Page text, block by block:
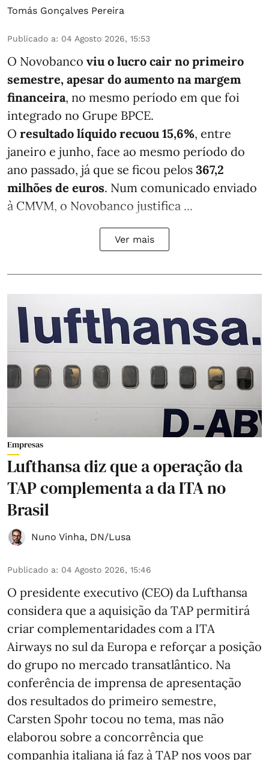
Tomás Gonçalves Pereira
Publicado a: 04 Agosto 2026, 15:53
O Novobanco viu o lucro cair no primeiro
semestre, apesar do aumento na margem
financeira, no mesmo período em que foi
integrado no Grupe BPCE.
O resultado líquido recuou 15,6%, entre
janeiro e junho, face ao mesmo período do
ano passado, já que se ficou pelos 367,2
milhões de euros. Num comunicado enviado
à CMVM, o Novobanco justifica ...
Ver mais
Empresas
Lufthansa diz que a operação da
TAP complementa a da ITA no
Brasil
Nuno Vinha, DN/Lusa
Publicado a: 04 Agosto 2026, 15:46
O presidente executivo (CEO) da Lufthansa
considera que a aquisição da TAP permitirá
criar complementaridades com a ITA
Airways no sul da Europa e reforçar a posição
do grupo no mercado transatlântico. Na
conferência de imprensa de apresentação
dos resultados do primeiro semestre,
Carsten Spohr tocou no tema, mas não
elaborou sobre a concorrência que
companhia italiana já faz à TAP nos voos par